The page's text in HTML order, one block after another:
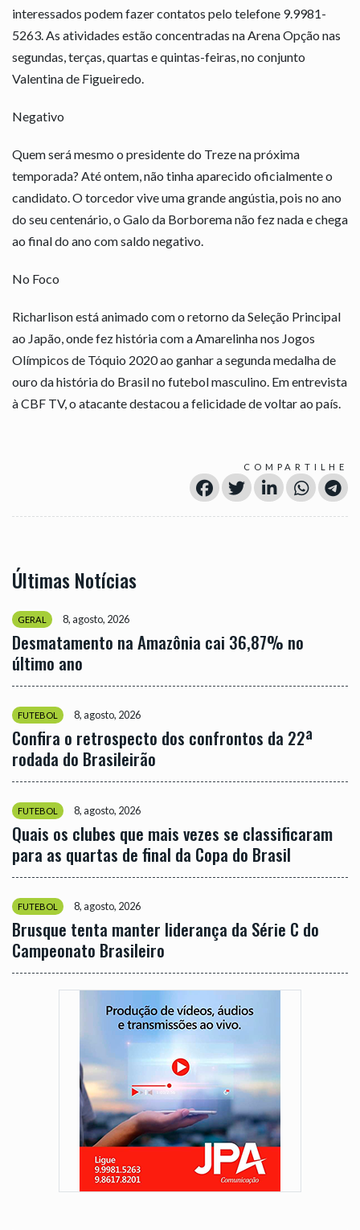
interessados podem fazer contatos pelo telefone 9.9981-
5263. As atividades estão concentradas na Arena Opção nas
segundas, terças, quartas e quintas-feiras, no conjunto
Valentina de Figueiredo.
Negativo
Quem será mesmo o presidente do Treze na próxima
temporada? Até ontem, não tinha aparecido oficialmente o
candidato. O torcedor vive uma grande angústia, pois no ano
do seu centenário, o Galo da Borborema não fez nada e chega
ao final do ano com saldo negativo.
No Foco
Richarlison está animado com o retorno da Seleção Principal
ao Japão, onde fez história com a Amarelinha nos Jogos
Olímpicos de Tóquio 2020 ao ganhar a segunda medalha de
ouro da história do Brasil no futebol masculino. Em entrevista
à CBF TV, o atacante destacou a felicidade de voltar ao país.
COMPARTILHE
Últimas Notícias
GERAL 8, agosto, 2026
Desmatamento na Amazônia cai 36,87% no
último ano
FUTEBOL 8, agosto, 2026
Confira o retrospecto dos confrontos da 22ª
rodada do Brasileirão
FUTEBOL 8, agosto, 2026
Quais os clubes que mais vezes se classificaram
para as quartas de final da Copa do Brasil
FUTEBOL 8, agosto, 2026
Brusque tenta manter liderança da Série C do
Campeonato Brasileiro